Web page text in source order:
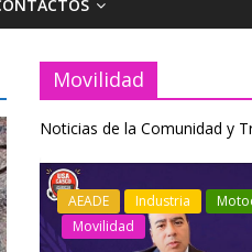
Movilidad
Noticias de la Comunidad y
Industria Movilidad
Varios